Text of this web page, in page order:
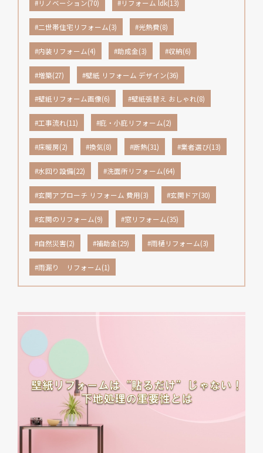
#リノベーション(70) #リフォーム ldk(13)
#二世帯住宅リフォーム(3) #光熱費(8)
#内装リフォーム(4) #助成金(3) #収納(6)
#増築(27) #壁紙 リフォーム デザイン(36)
#壁紙リフォーム画像(6) #壁紙張替え おしゃれ(8)
#工事流れ(11) #庇・小庇リフォーム(2)
#床暖房(2) #換気(8) #断熱(31) #業者選び(13)
#水回り設備(22) #洗面所リフォーム(64)
#玄関アプローチ リフォーム 費用(3) #玄関ドア(30)
#玄関のリフォーム(9) #窓リフォーム(35)
#自然災害(2) #補助金(29) #雨樋リフォーム(3)
#雨漏り リフォーム(1)